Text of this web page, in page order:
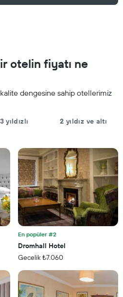
otelin fiyatı ne
dengesine sahip otellerimiz
3 yıldızlı 2 yıldız ve altı
En popüler #2
Dromhall Hotel
Gecelik ₺7.060